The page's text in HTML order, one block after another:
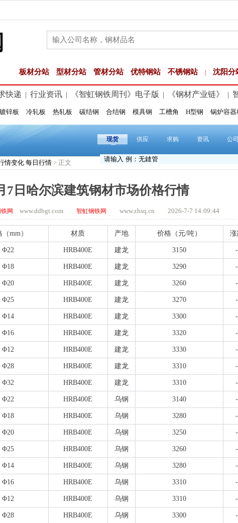
板材分站 型材分站 管材分站 优特钢站 不锈钢站 沈阳分
快递 行业资讯 《智虹钢铁周刊》电子版 《钢材产业链》
镀锌板 冷轧板 热轧板 碳结钢 合结钢 模具钢 工槽角 H型钢 锅炉容器
现货 供应 求购 资讯 公司
情变化 每日行情 > 正文
7日哈尔滨建筑钢材市场价格行情
网 www.ddbgt.com 智虹钢铁网 www.zhsq.cn 2026-7-7 14:09:44
（mm） 材质 产地 价格（元/吨） 涨
Φ22 HRB400E 建龙 3150 -
Φ18 HRB400E 建龙 3290 -
Φ20 HRB400E 建龙 3260 -
Φ25 HRB400E 建龙 3270 -
Φ14 HRB400E 建龙 3300 -
Φ16 HRB400E 建龙 3320 -
Φ12 HRB400E 建龙 3330 -
Φ28 HRB400E 建龙 3310 -
Φ32 HRB400E 建龙 3310 -
Φ22 HRB400E 乌钢 3140 -
Φ18 HRB400E 乌钢 3280 -
Φ20 HRB400E 乌钢 3250 -
Φ25 HRB400E 乌钢 3260 -
Φ14 HRB400E 乌钢 3280 -
Φ16 HRB400E 乌钢 3310 -
Φ12 HRB400E 乌钢 3310 -
Φ28 HRB400E 乌钢 3300 -